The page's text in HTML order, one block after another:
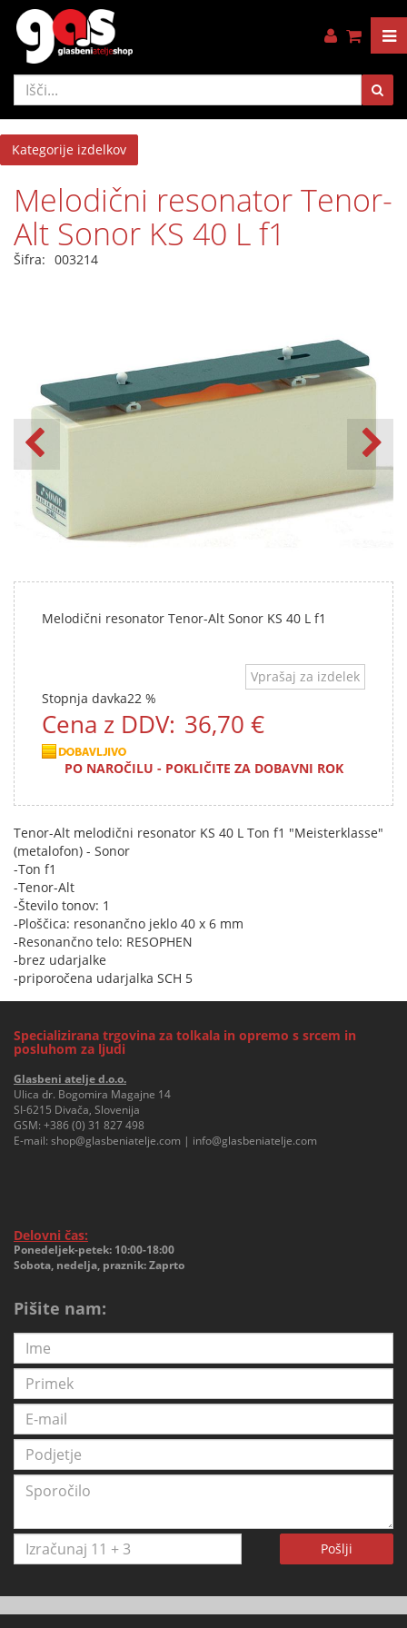
Kategorije izdelkov
Melodični resonator Tenor-
Alt Sonor KS 40 L f1
Šifra: 003214
Melodični resonator Tenor-Alt Sonor KS 40 L f1
Vprašaj za izdelek
Stopnja davka22 %
Cena z DDV: 36,70 €
PO NAROČILU - POKLIČITE ZA DOBAVNI ROK
Tenor-Alt melodični resonator KS 40 L Ton f1 "Meisterklasse"
(metalofon) - Sonor
-Ton f1
-Tenor-Alt
-Število tonov: 1
-Ploščica: resonančno jeklo 40 x 6 mm
-Resonančno telo: RESOPHEN
-brez udarjalke
-priporočena udarjalka SCH 5
Specializirana trgovina za tolkala in opremo s srcem in
posluhom za ljudi
Glasbeni atelje d.o.o.
Ulica dr. Bogomira Magajne 14
SI-6215 Divača, Slovenija
GSM: +386 (0) 31 827 498
E-mail: shop@glasbeniatelje.com | info@glasbeniatelje.com
Delovni čas:
Ponedeljek-petek: 10:00-18:00
Sobota, nedelja, praznik: Zaprto
Pišite nam:
Pošlji